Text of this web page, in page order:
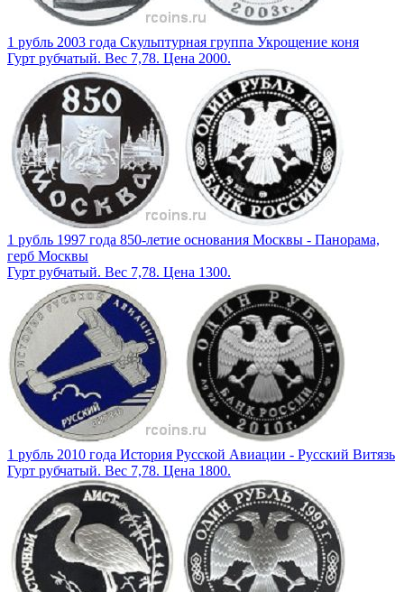
1 рубль 2003 года Скульптурная группа Укрощение коня
Гурт рубчатый. Вес 7,78. Цена 2000.
1 рубль 1997 года 850-летие основания Москвы - Панорама,
герб Москвы
Гурт рубчатый. Вес 7,78. Цена 1300.
1 рубль 2010 года История Русской Авиации - Русский Витязь
Гурт рубчатый. Вес 7,78. Цена 1800.